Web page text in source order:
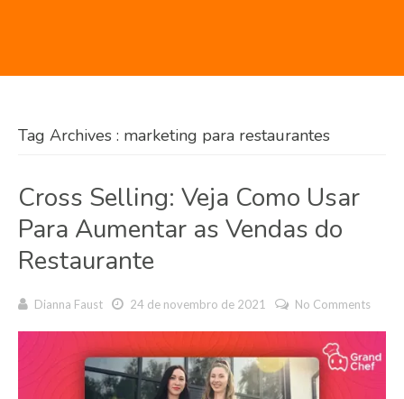
Tag Archives : marketing para restaurantes
Cross Selling: Veja Como Usar
Para Aumentar as Vendas do
Restaurante
Dianna Faust 24 de novembro de 2021 No Comments